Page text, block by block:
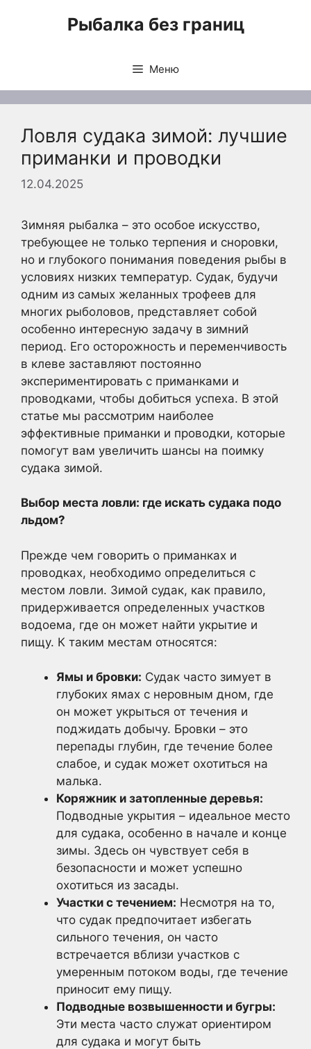
Рыбалка без границ
Меню
Ловля судака зимой: лучшие
приманки и проводки
12.04.2025
Зимняя рыбалка – это особое искусство,
требующее не только терпения и сноровки,
но и глубокого понимания поведения рыбы в
условиях низких температур. Судак, будучи
одним из самых желанных трофеев для
многих рыболовов, представляет собой
особенно интересную задачу в зимний
период. Его осторожность и переменчивость
в клеве заставляют постоянно
экспериментировать с приманками и
проводками, чтобы добиться успеха. В этой
статье мы рассмотрим наиболее
эффективные приманки и проводки, которые
помогут вам увеличить шансы на поимку
судака зимой.
Выбор места ловли: где искать судака подо
льдом?
Прежде чем говорить о приманках и
проводках, необходимо определиться с
местом ловли. Зимой судак, как правило,
придерживается определенных участков
водоема, где он может найти укрытие и
пищу. К таким местам относятся:
Ямы и бровки: Судак часто зимует в
глубоких ямах с неровным дном, где
он может укрыться от течения и
поджидать добычу. Бровки – это
перепады глубин, где течение более
слабое, и судак может охотиться на
малька.
Коряжник и затопленные деревья:
Подводные укрытия – идеальное место
для судака, особенно в начале и конце
зимы. Здесь он чувствует себя в
безопасности и может успешно
охотиться из засады.
Участки с течением: Несмотря на то,
что судак предпочитает избегать
сильного течения, он часто
встречается вблизи участков с
умеренным потоком воды, где течение
приносит ему пищу.
Подводные возвышенности и бугры:
Эти места часто служат ориентиром
для судака и могут быть